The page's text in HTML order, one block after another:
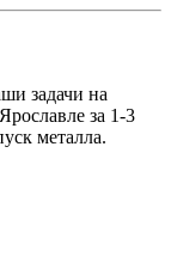
задачи на
за 1-3
металла.